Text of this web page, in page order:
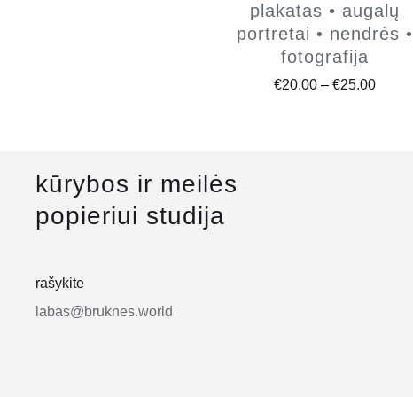
plakatas • augalų
portretai • nendrės •
fotografija
€20.00 – €25.00Price
kūrybos ir meilės
popieriui studija
rašykite
labas@bruknes.world